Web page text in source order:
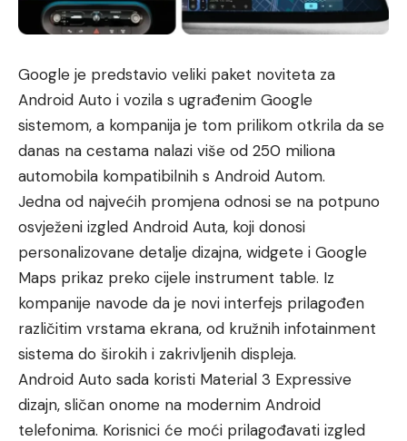
Google je predstavio veliki paket noviteta za
Android Auto i vozila s ugrađenim Google
sistemom, a kompanija je tom prilikom otkrila da se
danas na cestama nalazi više od 250 miliona
automobila kompatibilnih s Android Autom.
Jedna od najvećih promjena odnosi se na potpuno
osvježeni izgled Android Auta, koji donosi
personalizovane detalje dizajna, widgete i Google
Maps prikaz preko cijele instrument table. Iz
kompanije navode da je novi interfejs prilagođen
različitim vrstama ekrana, od kružnih infotainment
sistema do širokih i zakrivljenih displeja.
Android Auto sada koristi Material 3 Expressive
dizajn, sličan onome na modernim Android
telefonima. Korisnici će moći prilagođavati izgled